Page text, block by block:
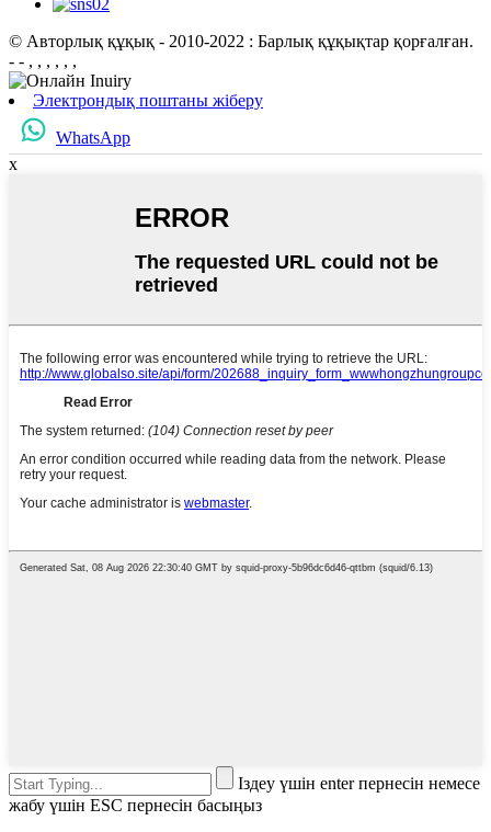
© Авторлық құқық - 2010-2022 : Барлық құқықтар қорғалған.
- - , , , , , ,
Электрондық поштаны жіберу
WhatsApp
x
Іздеу үшін enter пернесін немесе
жабу үшін ESC пернесін басыңыз